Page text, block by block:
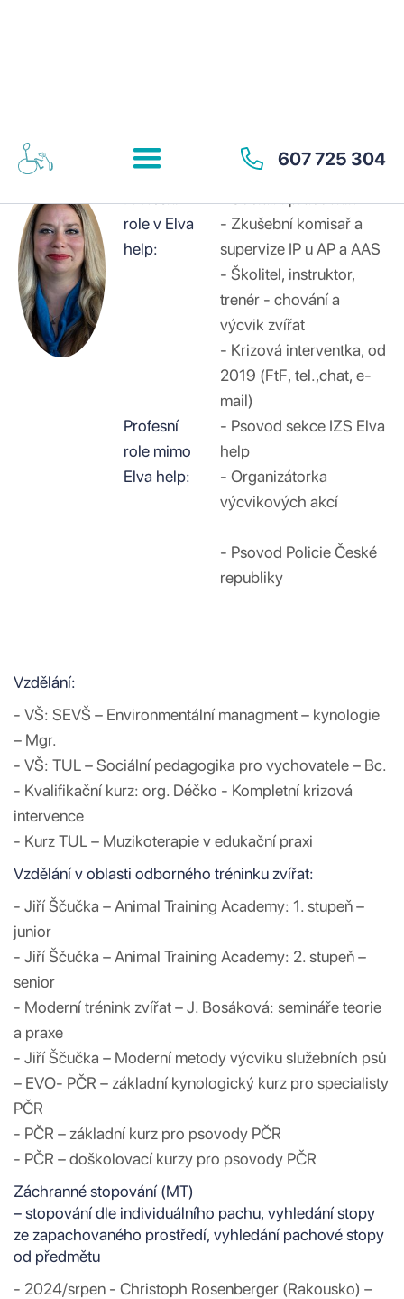
607 725 304
role v Elva
help:
Profesní
role mimo
Elva help:
- Zkušební komisař a
supervize IP u AP a AAS
- Školitel, instruktor,
trenér - chování a
výcvik zvířat
- Krizová interventka, od
2019 (FtF, tel.,chat, e-
mail)
- Psovod sekce IZS Elva
help
- Organizátorka
výcvikových akcí
- Psovod Policie České
republiky
Vzdělání:
- VŠ: SEVŠ – Environmentální managment – kynologie
– Mgr.
- VŠ: TUL – Sociální pedagogika pro vychovatele – Bc.
- Kvalifikační kurz: org. Déčko - Kompletní krizová
intervence
- Kurz TUL – Muzikoterapie v edukační praxi
Vzdělání v oblasti odborného tréninku zvířat:
- Jiří Ščučka – Animal Training Academy: 1. stupeň –
junior
- Jiří Ščučka – Animal Training Academy: 2. stupeň –
senior
- Moderní trénink zvířat – J. Bosáková: semináře teorie
a praxe
- Jiří Ščučka – Moderní metody výcviku služebních psů
– EVO- PČR – základní kynologický kurz pro specialisty
PČR
- PČR – základní kurz pro psovody PČR
- PČR – doškolovací kurzy pro psovody PČR
Záchranné stopování (MT)
– stopování dle individuálního pachu, vyhledání stopy
ze zapachovaného prostředí, vyhledání pachové stopy
od předmětu
- 2024/srpen - Christoph Rosenberger (Rakousko) –